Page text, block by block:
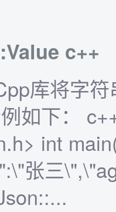
c++
库将字
如下：
int
张三